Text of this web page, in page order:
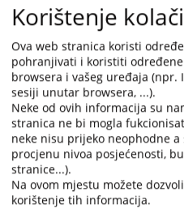
Kantonalno tužilaštvo BPK
njegovim radom glavni
kantonalni tužilac koji za
federalnom tužiocu. U
Tužilaštvo učestvuje u
sudom i Općinskim sudom
Tužilaštvo je uspostavljeno
teritorij BPK.
Korištenje
Ova web stranica koristi
pohranjivati i koristiti
browsera i vašeg uređaja (npr.
sesiji unutar browsera, ...).
Neke od ovih informacija su
stranica ne bi mogla
neke nisu prijeko neophodne
procjenu nivoa posjećenosti,
stranice...).
Na ovom mjestu možete
korištenje tih informacija.